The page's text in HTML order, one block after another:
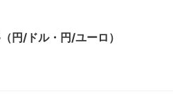
円/ドル・円/ユーロ）